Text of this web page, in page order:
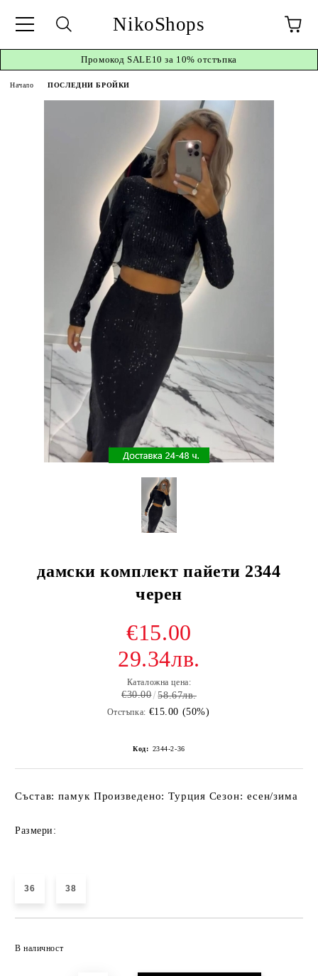
NikoShops
ПромокодSALE10 за 10% отстъпка
Начало ПОСЛЕДНИ БРОЙКИ
дамски комплект пайети 2344
черен
€15.00
29.34лв.
Каталожна цена:
€30.00 58.67лв.
Отстъпка: €15.00 (50%)
Код: 2344-2-36
Състав: памук Произведено: Турция Сезон: есен/зима
Размери:
36 38
В наличност